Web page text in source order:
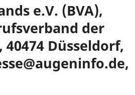
e.V. (BVA),
der
Düsseldorf,